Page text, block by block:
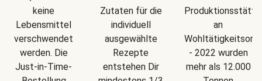
keine
Lebensmittel
verschwendet
werden. Die
Just-in-Time-
Zutaten für die
individuell
ausgewählte
Rezepte
entstehen Dir
an
- 2022 wurden
mehr als 12.000